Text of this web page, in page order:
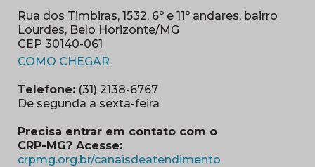
Rua dos Timbiras, 1532, 6º e 11º andares, bairro
Lourdes, Belo Horizonte/MG
CEP 30140-061
COMO CHEGAR
Telefone: (31) 2138-6767
De segunda a sexta-feira
Precisa entrar em contato com o
CRP-MG? Acesse:
crpmg.org.br/canaisdeatendimento